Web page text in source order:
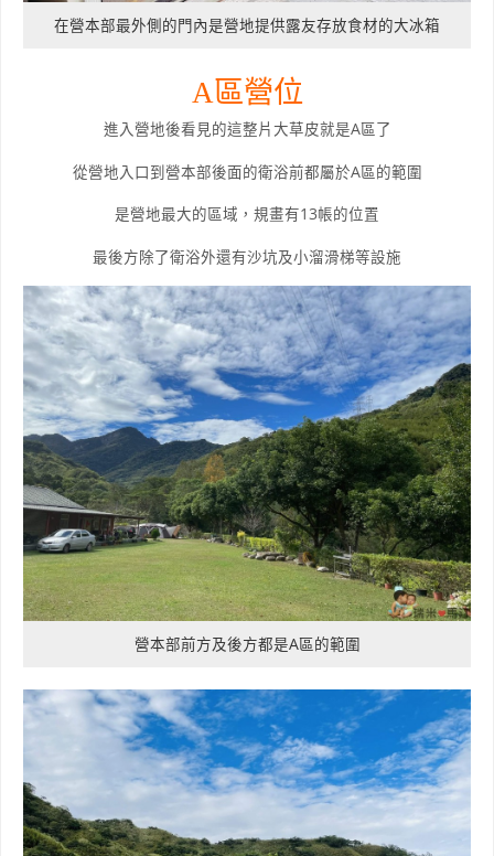
在營本部最外側的門內是營地提供露友存放食材的大冰箱
A區營位
進入營地後看見的這整片大草皮就是A區了
從營地入口到營本部後面的衛浴前都屬於A區的範圍
是營地最大的區域，規畫有13帳的位置
最後方除了衛浴外還有沙坑及小溜滑梯等設施
營本部前方及後方都是A區的範圍